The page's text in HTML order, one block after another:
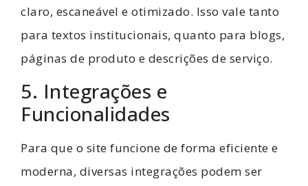
claro, escaneável e otimizado. Isso vale tanto
para textos institucionais, quanto para blogs,
páginas de produto e descrições de serviço.
5. Integrações e
Funcionalidades
Para que o site funcione de forma eficiente e
moderna, diversas integrações podem ser